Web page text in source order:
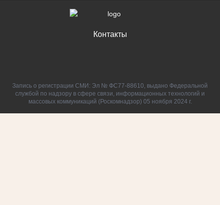
Контакты
Запись о регистрации СМИ: Эл № ФС77-88610, выдано Федеральной
службой по надзору в сфере связи, информационных технологий и
массовых коммуникаций (Роскомнадзор) 05 ноября 2024 г.